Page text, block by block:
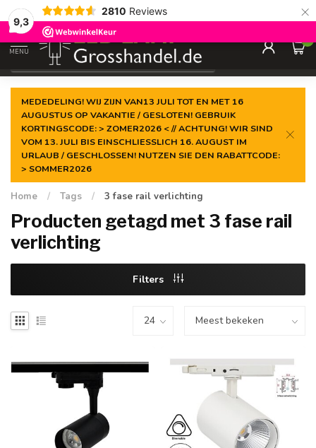
9,3
2810 Reviews ×
Gegarandeerde delaagste prijs
MENU
0
MEDEDELING! WIJ ZIJN VAN13 JULI TOT EN MET 16
AUGUSTUS OP VAKANTIE / GESLOTEN! GEBRUIK
KORTINGSCODE: > ZOMER2026 < // ACHTUNG! WIR SIND
VOM 13. JULI BIS EINSCHLIESSLICH 16. AUGUST IM
URLAUB / GESCHLOSSEN! NUTZEN SIE DEN RABATTCODE:
> SOMMER2026
Home / Tags / 3 fase rail verlichting
Producten getagd met 3 fase rail
verlichting
Filters